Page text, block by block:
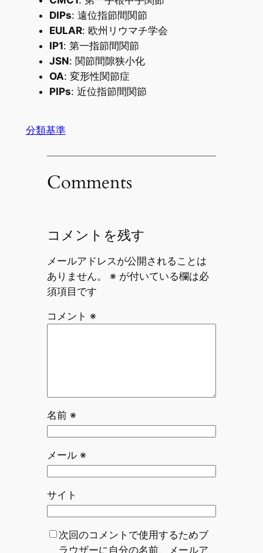
DIPs: 遠位指節間関節
EULAR: 欧州リウマチ学会
IP1: 第一指節間関節
JSN: 関節間隙狭小化
OA: 変形性関節症
PIPs: 近位指節間関節
分類基準
Comments
コメントを残す
メールアドレスが公開されることは
ありません。
※ が付いている欄は必
須項目です
コメント ※
名前 ※
メール ※
サイト
次回のコメントで使用するためブ
ラウザーに自分の名前、メールア